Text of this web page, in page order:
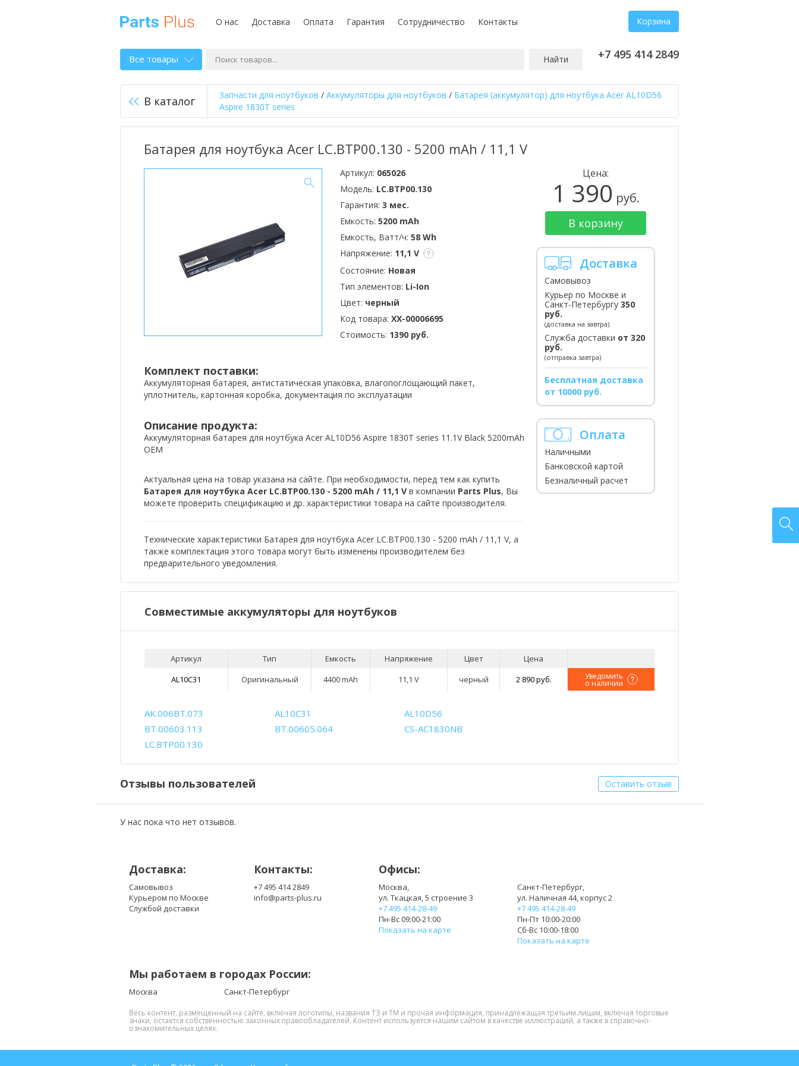
О нас Доставка Оплата Гарантия Сотрудничество Контакты Корзина
Все товары Найти +7 495 414 2849
В каталог Запчасти для ноутбуков / Аккумуляторы для ноутбуков / Батарея (аккумулятор) для ноутбука Acer AL10D56
Aspire 1830T series
Батарея для ноутбука Acer LC.BTP00.130 - 5200 mAh / 11,1 V
Артикул: 065026
Модель: LC.BTP00.130
Гарантия: 3 мес.
Емкость: 5200 mAh
Емкость, Ватт/ч: 58 Wh
Напряжение: 11,1 V
Состояние: Новая
Тип элементов: Li-Ion
Цвет: черный
Код товара: XX-00006695
Стоимость: 1390 руб.
Комплект поставки:
Аккумуляторная батарея, антистатическая упаковка, влагопоглощающий пакет,
уплотнитель, картонная коробка, документация по эксплуатации
Описание продукта:
Аккумуляторная батарея для ноутбука Acer AL10D56 Aspire 1830T series 11.1V Black 5200mAh
OEM
Актуальная цена на товар указана на сайте. При необходимости, перед тем как купить
Батарея для ноутбука Acer LC.BTP00.130 - 5200 mAh / 11,1 V в компании Parts Plus, Вы
можете проверить спецификацию и др. характеристики товара на сайте производителя.
Технические характеристики Батарея для ноутбука Acer LC.BTP00.130 - 5200 mAh / 11,1 V, а
также комплектация этого товара могут быть изменены производителем без
предварительного уведомления.
Цена:
1 390 руб.
В корзину
Доставка
Самовывоз
Курьер по Москве и
Санкт-Петербургу 350
руб.
(доставка на завтра)
Служба доставки от 320
руб.
(отправка завтра)
Бесплатная доставка
от 10000 руб.
Оплата
Наличными
Банковской картой
Безналичный расчет
Совместимые аккумуляторы для ноутбуков
Артикул Тип Емкость Напряжение Цвет
Цена
AL10C31
Оригинальный 4400 mAh 11,1 V черный 2 890 руб. Уведомить
о наличии
AK.006BT.073 AL10C31
AL10D56
BT.00603.113
BT.00605.064
CS-AC1830NB
LC.BTP00.130
Отзывы пользователей Оставить отзыв
У нас пока что нет отзывов.
Доставка:
Самовывоз
Курьером по Москве
Службой доставки
Контакты:
+7 495 414 2849
info@parts-plus.ru
Офисы:
Москва,
ул. Ткацкая, 5 строение 3
+7 495 414-28-49
Пн-Вс 09:00-21:00
Показать на карте
Санкт-Петербург,
ул. Наличная 44, корпус 2
+7 495 414-28-49
Пн-Пт 10:00-20:00
Сб-Вс 10:00-18:00
Показать на карте
Мы работаем в городах России:
Москва Санкт-Петербург
Весь контент, размещенный на сайте, включая логотипы, названия ТЗ и ТМ и прочая информация, принадлежащая третьим лицам, включая торговые
знаки, остается собственностью законных правообладателей. Контент используется нашим сайтом в качестве иллюстраций, а также в справочно-
ознакомительных целях.